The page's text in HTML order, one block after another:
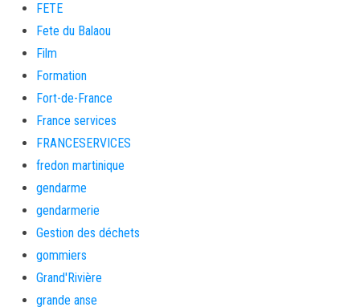
FETE
Fete du Balaou
Film
Formation
Fort-de-France
France services
FRANCESERVICES
fredon martinique
gendarme
gendarmerie
Gestion des déchets
gommiers
Grand'Rivière
grande anse